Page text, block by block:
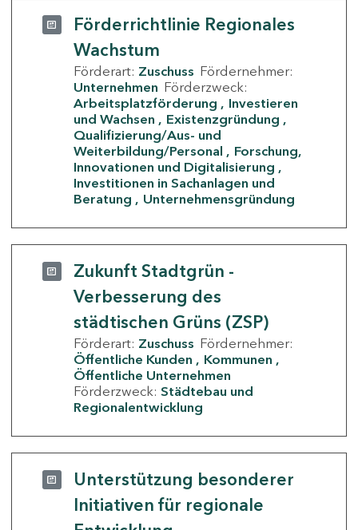
Förderrichtlinie Regionales
Wachstum
Förderart: Zuschuss Fördernehmer:
Unternehmen Förderzweck:
Arbeitsplatzförderung
Investieren
und Wachsen
Existenzgründung
Qualifizierung/Aus- und
Weiterbildung/Personal
Forschung,
Innovationen und Digitalisierung
Investitionen in Sachanlagen und
Beratung
Unternehmensgründung
Zukunft Stadtgrün -
Verbesserung des
städtischen Grüns (ZSP)
Förderart: Zuschuss Fördernehmer:
Öffentliche Kunden
Kommunen
Öffentliche Unternehmen
Förderzweck: Städtebau und
Regionalentwicklung
Unterstützung besonderer
Initiativen für regionale